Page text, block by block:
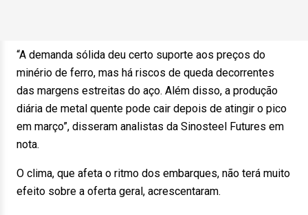
“A demanda sólida deu certo suporte aos preços do
minério de ferro, mas há riscos de queda decorrentes
das margens estreitas do aço. Além disso, a produção
diária de metal quente pode cair depois de atingir o pico
em março”, disseram analistas da Sinosteel Futures em
nota.
O clima, que afeta o ritmo dos embarques, não terá muito
efeito sobre a oferta geral, acrescentaram.